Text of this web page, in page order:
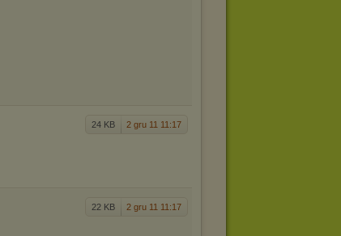
24 KB 2 gru 11 11:17
22 KB 2 gru 11 11:17